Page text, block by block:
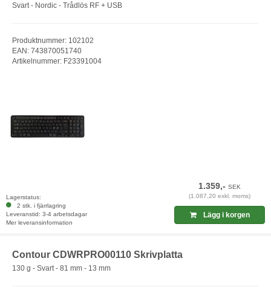
Svart - Nordic - Trådlös RF + USB
Produktnummer: 102102
EAN: 743870051740
Artikelnummer: F23391004
Lagerstatus:
2 stk. i fjärrlagring
Leveranstid: 3-4 arbetsdagar
Mer leveransinformation
1.359,-SEK
(1.087,20 exkl. moms)
Lägg i korgen
Contour CDWRPRO00110 Skrivplatta
130 g - Svart - 81 mm - 13 mm